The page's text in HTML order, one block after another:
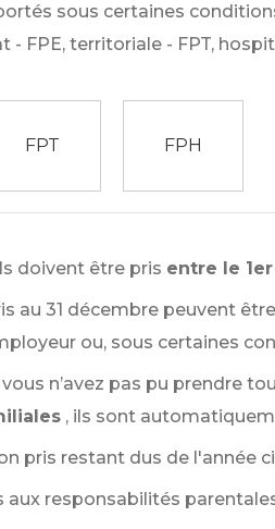
sous certaines
FPE, territoriale - FPT,
FPT FPH
doivent être pris entre le
au 31 décembre peuvent être
ou, sous certaines
n’avez pas pu prendre
, ils sont
pris restant dus de l'année
aux responsabilités